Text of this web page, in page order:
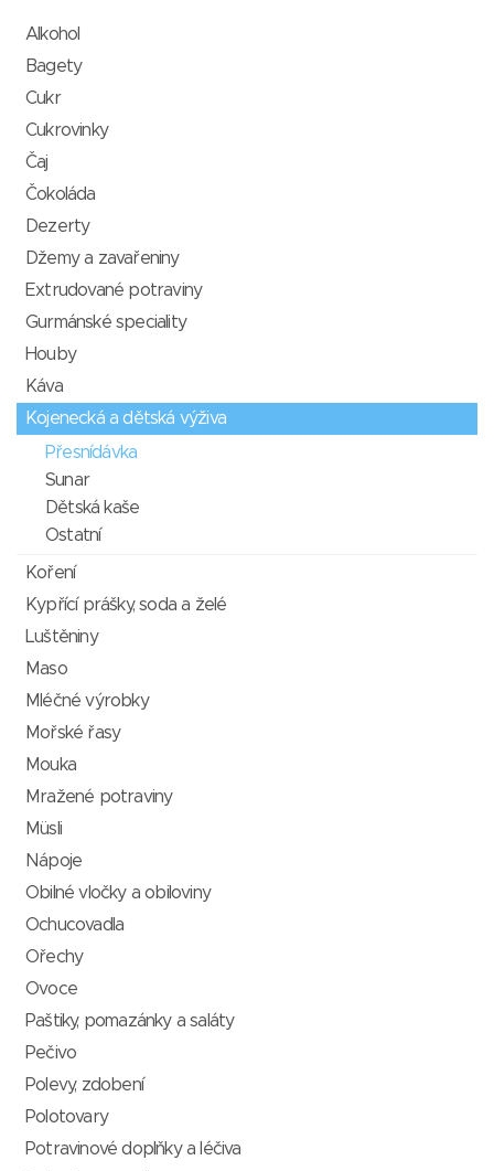
Alkohol
Bagety
Cukr
Cukrovinky
Čaj
Čokoláda
Dezerty
Džemy a zavařeniny
Extrudované potraviny
Gurmánské speciality
Houby
Káva
Kojenecká a dětská výživa
Přesnídávka
Sunar
Dětská kaše
Ostatní
Koření
Kypřící prášky, soda a želé
Luštěniny
Maso
Mléčné výrobky
Mořské řasy
Mouka
Mražené potraviny
Müsli
Nápoje
Obilné vločky a obiloviny
Ochucovadla
Ořechy
Ovoce
Paštiky, pomazánky a saláty
Pečivo
Polevy, zdobení
Polotovary
Potravinové doplňky a léčiva